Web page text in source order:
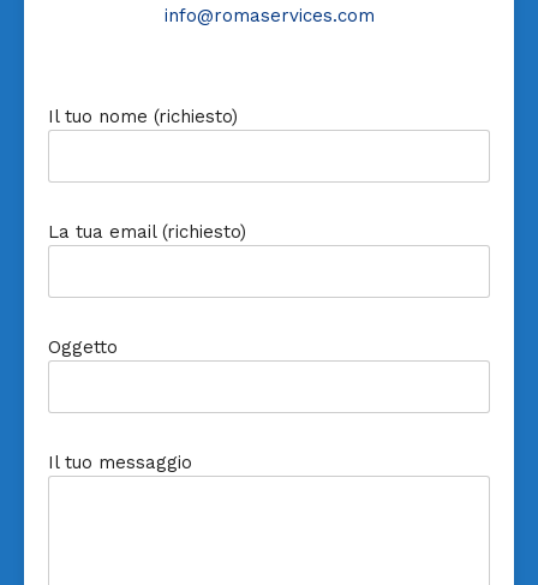
info@romaservices.com
Il tuo nome (richiesto)
La tua email (richiesto)
Oggetto
Il tuo messaggio